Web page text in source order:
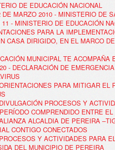
DE EDUCACIÓN NACIONAL
DE MARZO 2010 - MINISTERIO DE
11 - MINISTERIO DE EDUCACIÓN
PARA LA
CASA DIRIGIDO, EN EL MARCO
MUNICIPAL TE ACOMPAÑA
- DECLARACIÓN DE
PARA MITIGAR EL
PROCESOS Y
COMPRENDIDO ENTRE
ALCALDIA DE PEREIRA
CONTIGO CONECTADOS
Y ACTIVIDADES PARA
DEL MUNICIPIO DE PEREIRA